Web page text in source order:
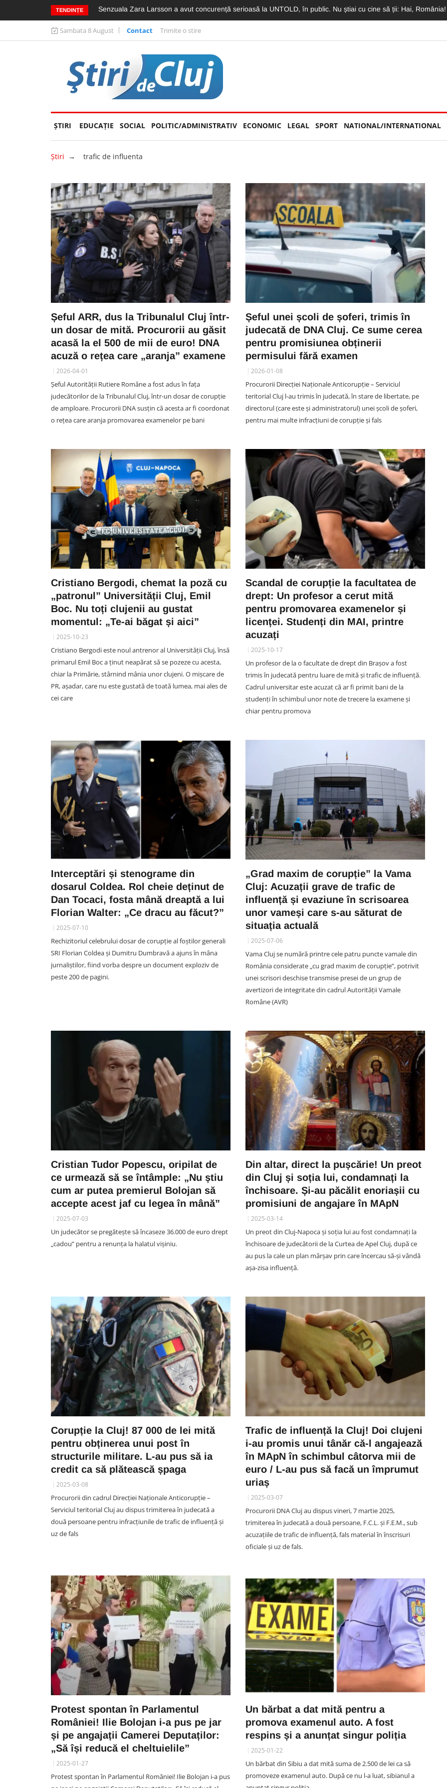
TENDINȚE Rectorul UMF Cluj, Anca Buzoianu, a primit o declarație de dragoste greu de egalat. Vlad: „Mama, te iubesc
Sambata 8 August Contact Trimite o stire
ŞTIRI EDUCAȚIE (CURRENT)
SOCIAL POLITIC/ADMINISTRATIV ECONOMIC LEGAL SPORT NATIONAL/INTERNATIONAL
Ştiri → trafic de influenta
Șeful ARR, dus la Tribunalul Cluj într-
un dosar de mită. Procurorii au găsit
acasă la el 500 de mii de euro! DNA
acuză o rețea care „aranja” examene
2026-04-01
Șeful Autorității Rutiere Române a fost adus în fața
judecătorilor de la Tribunalul Cluj, într-un dosar de corupție
de amploare. Procurorii DNA susțin că acesta ar fi coordonat
o rețea care aranja promovarea examenelor pe bani
Șeful unei școli de șoferi, trimis în
judecată de DNA Cluj. Ce sume cerea
pentru promisiunea obținerii
permisului fără examen
2026-01-08
Procurorii Direcției Naționale Anticorupție – Serviciul
teritorial Cluj l-au trimis în judecată, în stare de libertate, pe
directorul (care este și administratorul) unei școli de șoferi,
pentru mai multe infracțiuni de corupție și fals
Cristiano Bergodi, chemat la poză cu
„patronul” Universității Cluj, Emil
Boc. Nu toți clujenii au gustat
momentul: „Te-ai băgat și aici”
2025-10-23
Cristiano Bergodi este noul antrenor al Universității Cluj, însă
primarul Emil Boc a ținut neapărat să se pozeze cu acesta,
chiar la Primărie, stârnind mânia unor clujeni. O mișcare de
PR, așadar, care nu este gustată de toată lumea, mai ales de
cei care
Scandal de corupție la facultatea de
drept: Un profesor a cerut mită
pentru promovarea examenelor și
licenței. Studenți din MAI, printre
acuzați
2025-10-17
Un profesor de la o facultate de drept din Brașov a fost
trimis în judecată pentru luare de mită și trafic de influență.
Cadrul universitar este acuzat că ar fi primit bani de la
studenți în schimbul unor note de trecere la examene și
chiar pentru promova
Interceptări și stenograme din
dosarul Coldea. Rol cheie deținut de
Dan Tocaci, fosta mână dreaptă a lui
Florian Walter: „Ce dracu au făcut?”
2025-07-10
Rechizitoriul celebrului dosar de corupție al foștilor generali
SRI Florian Coldea și Dumitru Dumbravă a ajuns în mâna
jurnaliștilor, fiind vorba despre un document exploziv de
peste 200 de pagini.
„Grad maxim de corupție” la Vama
Cluj: Acuzații grave de trafic de
influență și evaziune în scrisoarea
unor vameși care s-au săturat de
situația actuală
2025-07-06
Vama Cluj se numără printre cele patru puncte vamale din
România considerate „cu grad maxim de corupție”, potrivit
unei scrisori deschise transmise presei de un grup de
avertizori de integritate din cadrul Autorității Vamale
Române (AVR)
Cristian Tudor Popescu, oripilat de
ce urmează să se întâmple: „Nu știu
cum ar putea premierul Bolojan să
accepte acest jaf cu legea în mână”
2025-07-03
Un judecător se pregătește să încaseze 36.000 de euro drept
„cadou” pentru a renunța la halatul vișiniu.
Din altar, direct la pușcărie! Un preot
din Cluj și soția lui, condamnați la
închisoare. Și-au păcălit enoriașii cu
promisiuni de angajare în MApN
2025-03-14
Un preot din Cluj-Napoca și soția lui au fost condamnați la
închisoare de judecătorii de la Curtea de Apel Cluj, după ce
au pus la cale un plan mârșav prin care încercau să-și vândă
așa-zisa influență.
Corupție la Cluj! 87 000 de lei mită
pentru obținerea unui post în
structurile militare. L-au pus să ia
credit ca să plătească șpaga
2025-03-08
Procurorii din cadrul Direcției Naționale Anticorupție –
Serviciul teritorial Cluj au dispus trimiterea în judecată a
două persoane pentru infracțiunile de trafic de influență și
uz de fals
Trafic de influență la Cluj! Doi clujeni
i-au promis unui tânăr că-l angajează
în MApN în schimbul câtorva mii de
euro / L-au pus să facă un împrumut
uriaș
2025-03-07
Procurorii DNA Cluj au dispus vineri, 7 martie 2025,
trimiterea în judecată a două persoane, F.C.L. și F.E.M., sub
acuzațiile de trafic de influență, fals material în înscrisuri
oficiale și uz de fals.
Protest spontan în Parlamentul
României! Ilie Bolojan i-a pus pe jar
și pe angajații Camerei Deputaților:
„Să își reducă el cheltuielile”
2025-01-27
Protest spontan în Parlamentul României! Ilie Bolojan i-a pus
Un bărbat a dat mită pentru a
promova examenul auto. A fost
respins și a anunțat singur poliția
2025-01-22
Un bărbat din Sibiu a dat mită suma de 2.500 de lei ca să
promoveze examenul auto. După ce nu l-a luat, sibianul a
DIVERTISMENT
Rectorul UMF Cluj, Anca
Buzoianu, a primit o declarație
de dragoste greu de egalat.
Vlad: „Mama, te iubesc mai mult
ca pe «U»”
VIDEO. Mișcările Zarei Larsson
care i-au înnebunit pe clujeni.
Show exploziv în fața unui
stadion neîncăpător, plin ochi de
SPORT
Cât de trist: Fost rugbist al „U”
Cluj a murit la doar 25 de ani. A
jucat și pentru naționalele
României
VIDEO Furtuna a făcut ravagii în
Cluj! Acoperișul unui bloc din
Dej s-a prăbușit peste mașinile
parcate în apropiere